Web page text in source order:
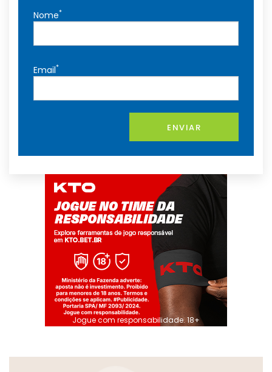
Nome*
Email*
ENVIAR
Jogue com responsabilidade. 18+